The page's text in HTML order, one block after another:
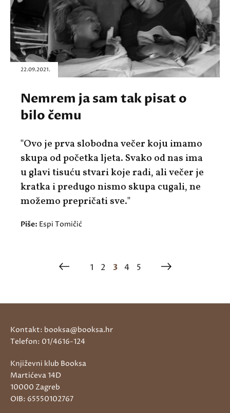
22.09.2021.
Nemrem ja sam tak pisat o
bilo čemu
"Ovo je prva slobodna večer koju imamo
skupa od početka ljeta. Svako od nas ima
u glavi tisuću stvari koje radi, ali večer je
kratka i predugo nismo skupa cugali, ne
možemo prepričati sve."
Piše: Espi Tomičić
1 2 3 4 5
Kontakt: booksa@booksa.hr
Telefon: 01/4616-124
Književni klub Booksa
Martićeva 14D
10000 Zagreb
OIB: 65550102767